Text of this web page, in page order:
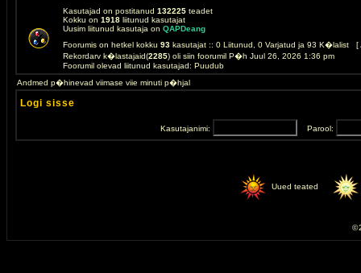
Kasutajad on postitanud 132225 teadet
Kokku on 1918 liitunud kasutajat
Uusim liitunud kasutaja on QAPDeang
Foorumis on hetkel kokku 93 kasutajat :: 0 Liitunud, 0 Varjatud ja 93 K�lalist [
Rekordarv k�lastajaid(2285) oli siin foorumil P�h Juul 26, 2026 1:36 pm
Foorumil olevad liitunud kasutajad: Puudub
Andmed p�hinevad viimase viie minuti p�hjal
Logi sisse
Kasutajanimi: Parool:
Uued teated
©